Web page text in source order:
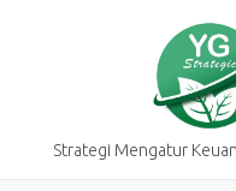
Strategi Mengatur